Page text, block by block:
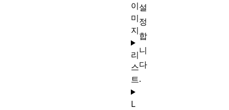
설
정
합
니
다
.
이
미
지
리
스
트
L